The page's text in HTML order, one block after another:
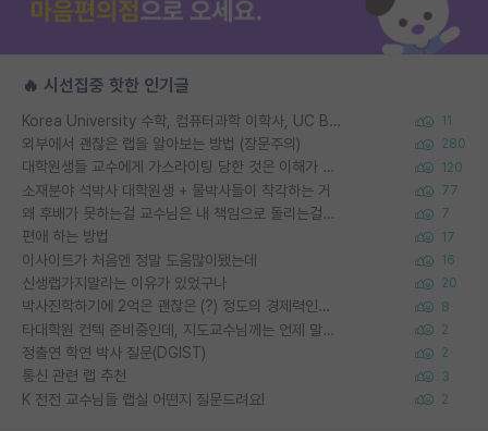
🔥 시선집중 핫한 인기글
Korea University 수학, 컴퓨터과학 이학사, UC Berkeley 산업공학 대학원 공학박사가 되는 것은 쉽지 않겠죠? 11
외부에서 괜찮은 랩을 알아보는 방법 (장문주의) 280
대학원생들 교수에게 가스라이팅 당한 것은 이해가 갑니다. 안타깝네요. 120
소재분야 석박사 대학원생 + 물박사들이 착각하는 거 77
왜 후배가 못하는걸 교수님은 내 책임으로 돌리는걸까요? 7
편애 하는 방법 17
이사이트가 처음엔 정말 도움많이됐는데 16
신생랩가지말라는 이유가 있었구나 20
박사진학하기에 2억은 괜찮은 (?) 정도의 경제력인가요 8
타대학원 컨텍 준비중인데, 지도교수님께는 언제 말씀드려야 할까요? 2
정출연 학연 박사 질문(DGIST) 2
통신 관련 랩 추천 3
K 전전 교수님들 랩실 어떤지 질문드려요! 2